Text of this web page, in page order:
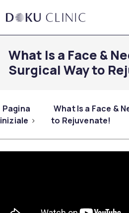
What Is a Face &
Surgical Way to
Pagina
iniziale
What Is a Face &
to Rejuvenate!